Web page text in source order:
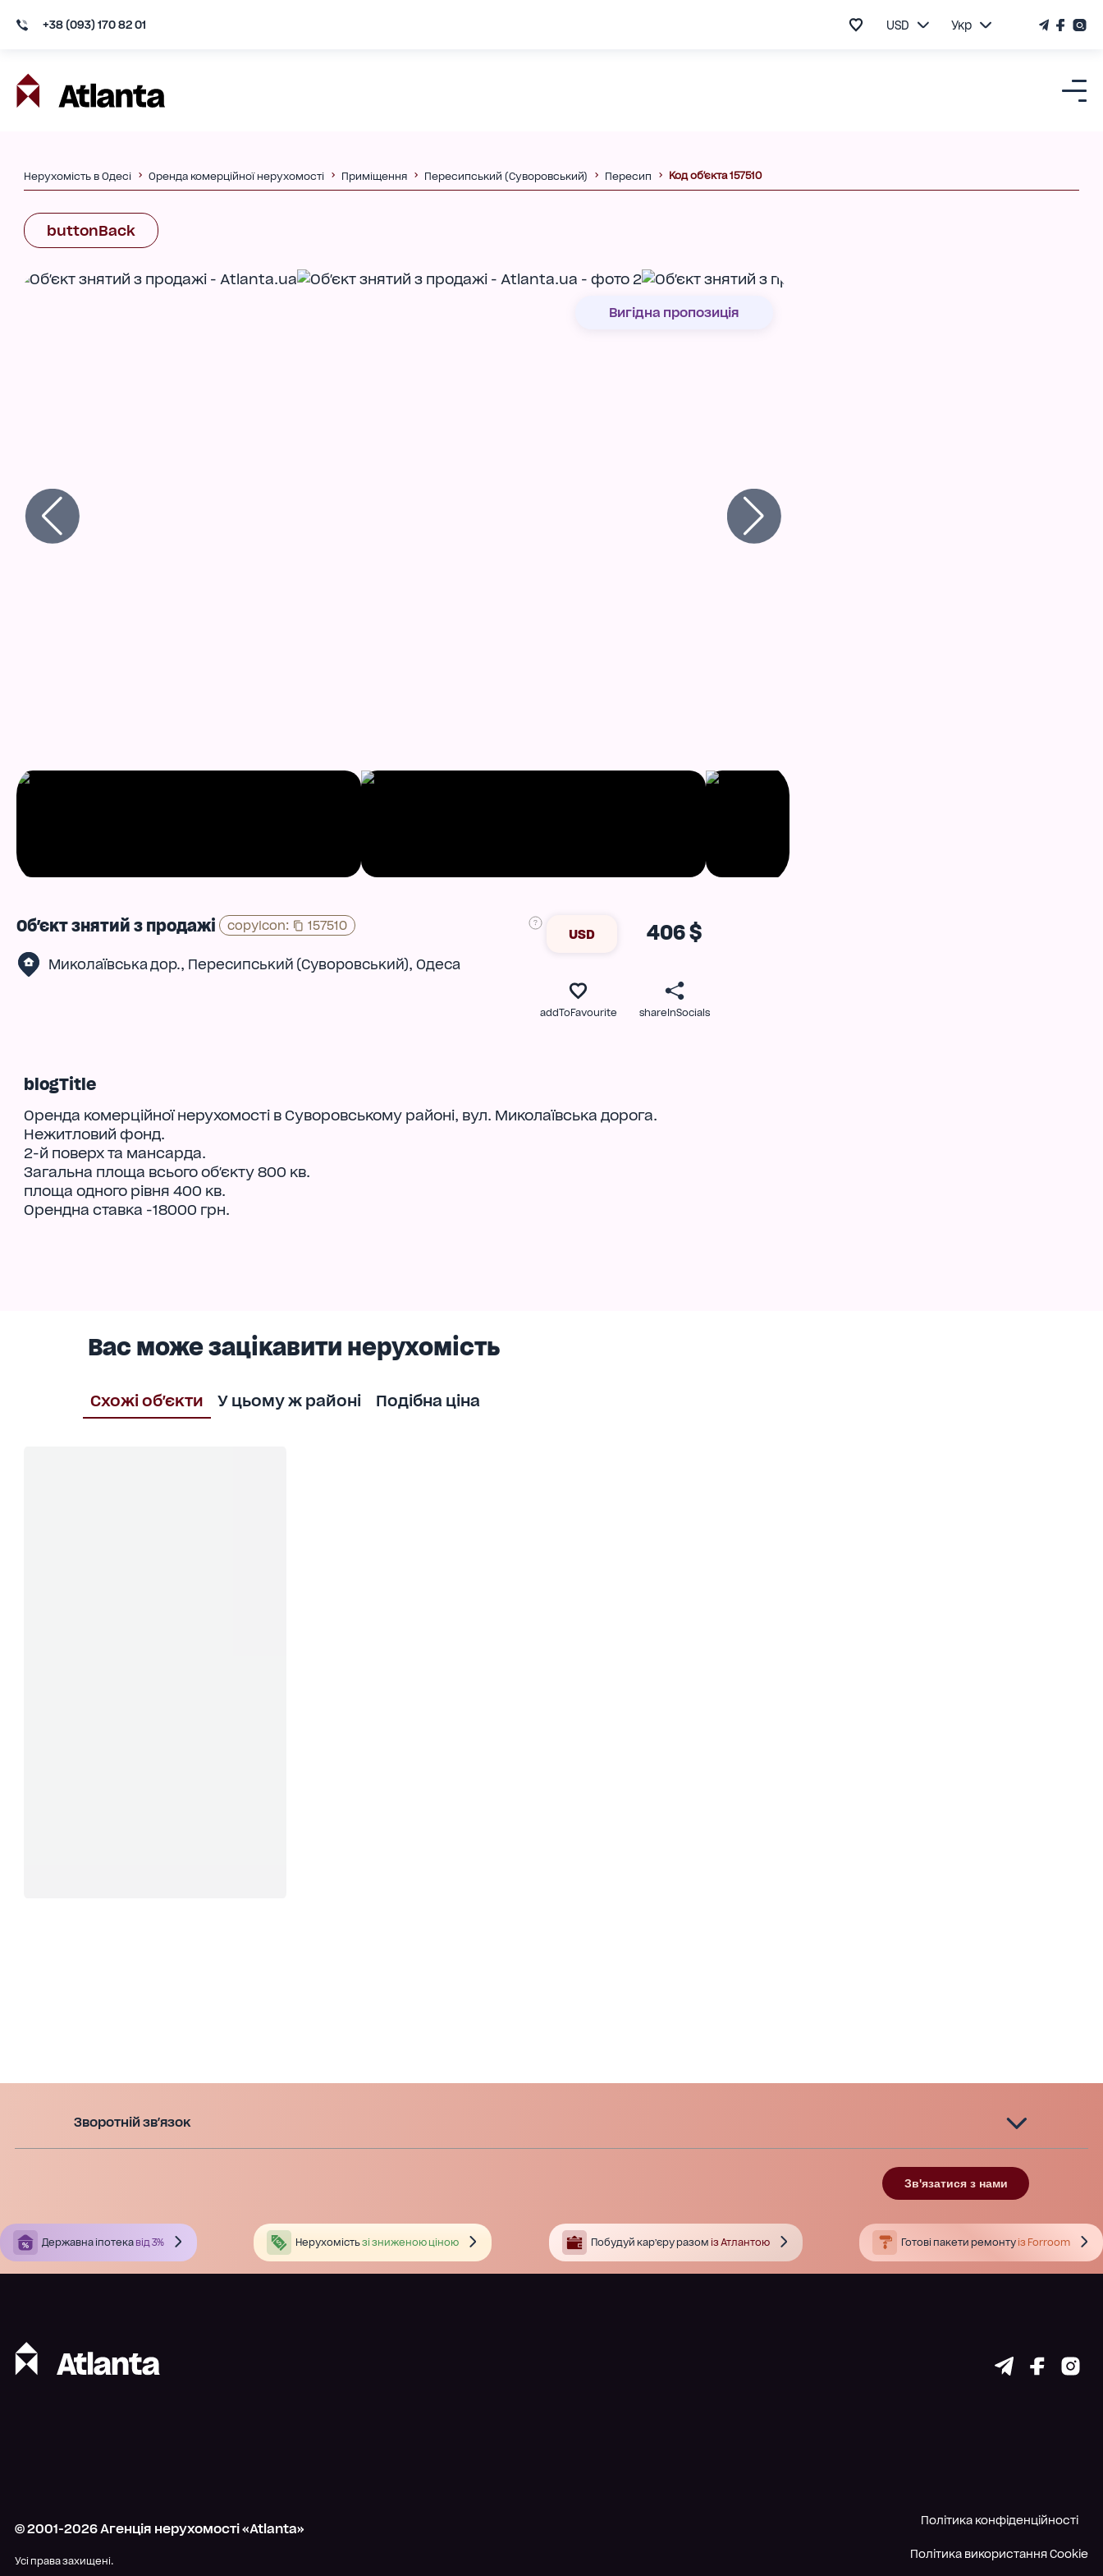
+38 (093) 170 82 01 USD Укр
Нерухомість в Одесі Оренда комерційної нерухомості Приміщення Пересипський (Суворовський) Пересип Код об'єкта 157510
buttonBack
Вигідна пропозиція
Об'єкт знятий з продажі copyIcon: 157510
Миколаївська дор., Пересипський (Суворовський), Одеса
USD 406 $
addToFavourite shareInSocials
blogTitle
Оренда комерційної нерухомості в Суворовському районі, вул. Миколаївська дорога.
Нежитловий фонд.
2-й поверх та мансарда.
Загальна площа всього об'єкту 800 кв.
площа одного рівня 400 кв.
Орендна ставка -18000 грн.
Вас може зацікавити нерухомість
Схожі об'єкти У цьому ж районі Подібна ціна
Зворотній зв'язок
Зв'язатися з нами
Державна іпотека від 3% Нерухомістьзі зниженою ціною Побудуй кар’єру разом із Атлантою Готові пакети ремонтуіз Forroom
© 2001-2026Агенція нерухомості «Atlanta»
Усі права захищені.
Політика конфіденційності
Політика використання Cookie